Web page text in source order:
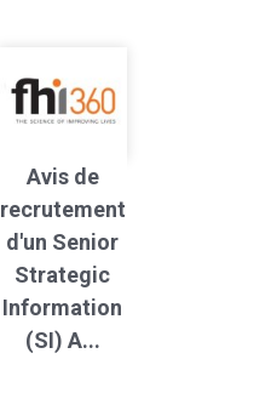
Avis de
recrutement
d'un Senior
Strategic
Information
(SI) A...